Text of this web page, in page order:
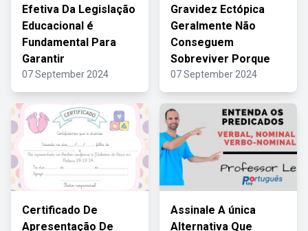
Efetiva Da Legislação
Educacional é
Fundamental Para
Garantir
07 September 2024
Gravidez Ectópica
Geralmente Não
Conseguem
Sobreviver Porque
07 September 2024
Certificado De
Apresentação De
Assinale A única
Alternativa Que